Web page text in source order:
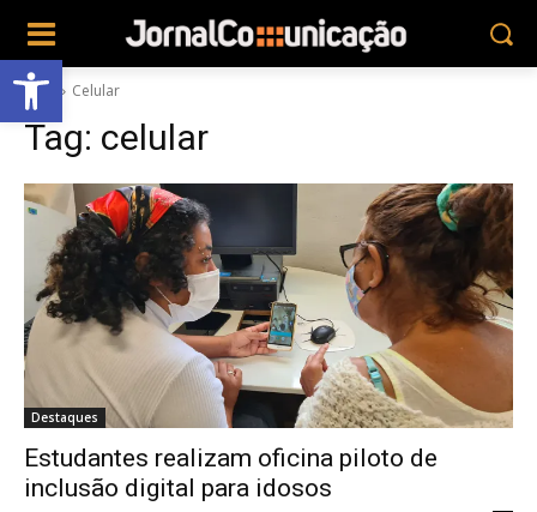
Abrir a barra de ferramentas
Tags Celular
Tag: celular
Destaques
Estudantes realizam oficina piloto de
inclusão digital para idosos